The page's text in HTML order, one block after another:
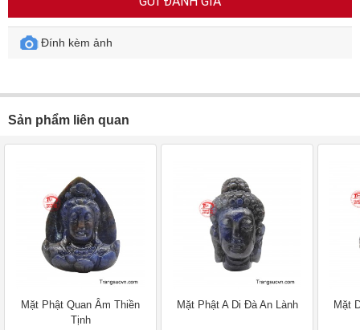
Đính kèm ảnh
Sản phẩm liên quan
Mặt Phật Quan Âm Thiền
Tịnh
Mặt Phật A Di Đà An Lành Mặt